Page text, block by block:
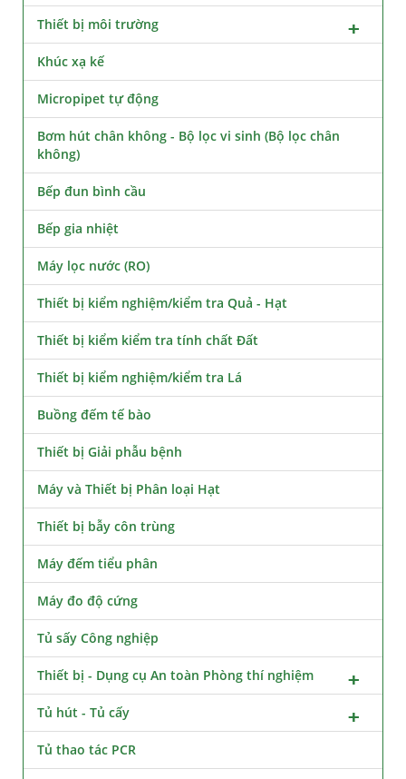
Thiết bị môi trường
Khúc xạ kế
Micropipet tự động
Bơm hút chân không - Bộ lọc vi sinh (Bộ lọc chân
không)
Bếp đun bình cầu
Bếp gia nhiệt
Máy lọc nước (RO)
Thiết bị kiểm nghiệm/kiểm tra Quả - Hạt
Thiết bị kiểm kiểm tra tính chất Đất
Thiết bị kiểm nghiệm/kiểm tra Lá
Buồng đếm tế bào
Thiết bị Giải phẫu bệnh
Máy và Thiết bị Phân loại Hạt
Thiết bị bẫy côn trùng
Máy đếm tiểu phân
Máy đo độ cứng
Tủ sấy Công nghiệp
Thiết bị - Dụng cụ An toàn Phòng thí nghiệm
Tủ hút - Tủ cấy
Tủ thao tác PCR